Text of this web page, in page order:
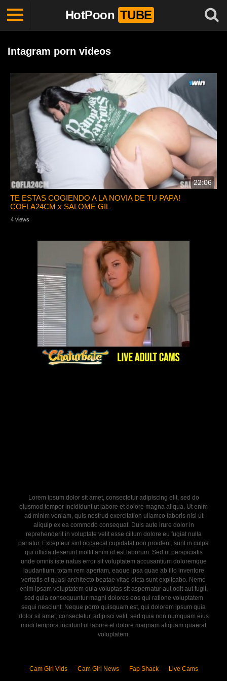
HotPoon TUBE
Intagram porn videos
22:06
TE ESTAS COGIENDO A LA NOVIA DE TU PAPA!
COFLA24CM x SALOME GIL
4 views
Lorem ipsum dolor sit amet, consectetur adipiscing elit, sed do
eiusmod tempor incididunt ut labore et dolore magna aliqua. Ut enim
ad minim veniam, quis nostrud exercitation ullamco laboris nisi ut
aliquip ex ea commodo consequat. Duis aute irure dolor in
reprehenderit in voluptate velit esse cillum dolore eu fugiat nulla
pariatur. Excepteur sint occaecat cupidatat non proident, sunt in culpa
qui officia deserunt mollit anim id est laborum. Sed ut perspiciatis
unde omnis iste natus error sit voluptatem accusantium doloremque
laudantium, totam rem aperiam, eaque ipsa quae ab illo inventore
veritatis et quasi architecto beatae vitae dicta sunt explicabo. Nemo
enim ipsam voluptatem quia voluptas sit aspernatur aut odit aut fugit,
sed quia consequuntur magni dolores eos qui ratione voluptatem
sequi nesciunt. Neque porro quisquam est, qui dolorem ipsum quia
dolor sit amet, consectetur, adipisci velit, sed quia non numquam eius
modi tempora incidunt ut labore et dolore magnam aliquam quaerat
voluptatem.
Cam Girl Vids Cam Girl News Fap Shack Live Cams